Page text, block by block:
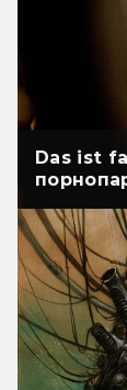
Das ist